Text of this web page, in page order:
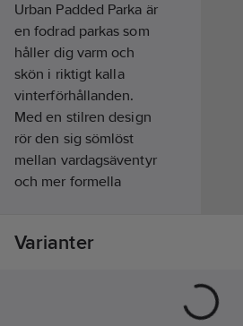
Urban Padded Parka är
en fodrad parkas som
håller dig varm och
skön i riktigt kalla
vinterförhållanden.
Med en stilren design
rör den sig sömlöst
mellan vardagsäventyr
och mer formella
Varianter